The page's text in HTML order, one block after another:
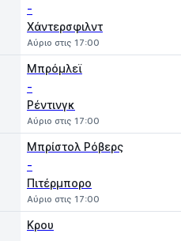
-
Χάντερσφιλντ
Αύριο στις 17:00
Μπρόμλεϊ
-
Ρέντινγκ
Αύριο στις 17:00
Μπρίστολ Ρόβερς
-
Πιτέρμπορο
Αύριο στις 17:00
Κρου